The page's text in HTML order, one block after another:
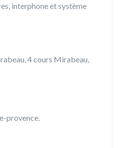
interphone et système
4 cours Mirabeau,
provence.